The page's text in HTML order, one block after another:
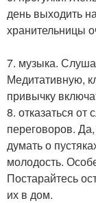
день выходить
хранительницы
7. музыка.
Медитативную,
привычку
8. отказаться
переговоров.
думать о
молодость.
Постарайтесь
их в дом.